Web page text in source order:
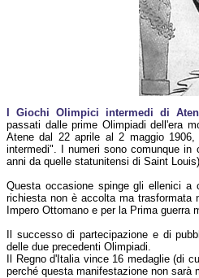
I Giochi Olimpici intermedi di
passati dalle prime Olimpiadi dell'era
Atene dal 22 aprile al 2 maggio
intermedi". I numeri sono comunque
anni da quelle statunitensi di Saint
Questa occasione spinge gli ellenici a
richiesta non è accolta ma trasformata
Impero Ottomano e per la Prima guerra
Il successo di partecipazione e di
delle due precedenti Olimpiadi.
Il Regno d'Italia vince 16 medaglie (di
perché questa manifestazione non sarà